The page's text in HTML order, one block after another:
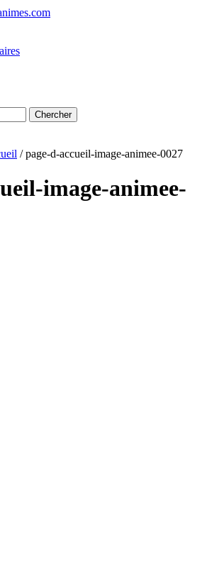
Chercher
/ page-d-accueil-image-animee-0027
image-animee-